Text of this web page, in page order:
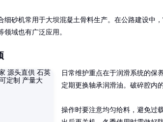
细砂机常用于大坝混凝土骨料生产。在公路建设中
域也有广泛应用。
日常维护重点在于润滑系统的保
定期更换轴承润滑油。破碎腔内
操作时要注意均匀给料，避免过